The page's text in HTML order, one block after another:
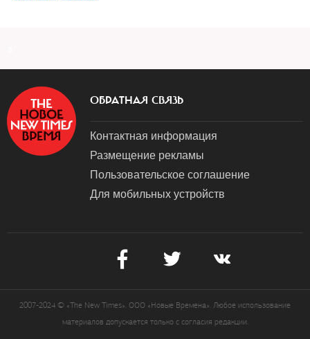
ОБРАТНАЯ СВЯЗЬ
Контактная информация
Размещение рекламы
Пользовательское соглашение
Для мобильных устройств
2007-2024 © «The New Times». ООО «Новые Времена». Любое использование
материалов допускается только с согласия редакции.